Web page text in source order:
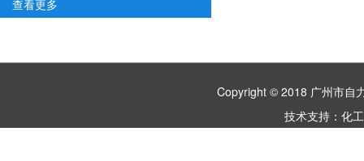
查看更多
Copyright © 2018 广州市
技术支持： 化